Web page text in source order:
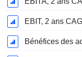
EBIT, 2 ans